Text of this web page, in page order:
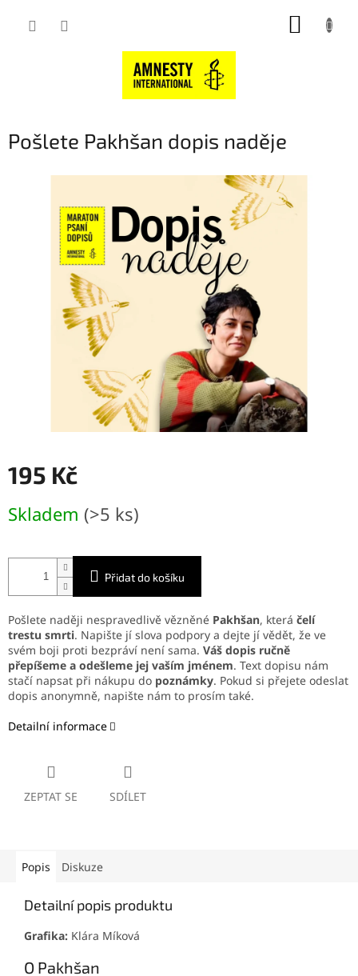
Pošlete Pakhšan dopis naděje
195 Kč
cena:
Skladem (>5 ks)
Přidat do košíku
Pošlete naději nespravedlivě vězněné Pakhšan, která čelí
trestu smrti. Napište jí slova podpory a dejte jí vědět, že ve
svém boji proti bezpráví není sama. Váš dopis ručně
přepíšeme a odešleme jej vaším jménem. Text dopisu nám
stačí napsat při nákupu do poznámky. Pokud si přejete odeslat
dopis anonymně, napište nám to prosím také.
Detailní informace
ZEPTAT SE SDÍLET
Popis Diskuze
Detailní popis produktu
Grafika: Klára Míková
O Pakhšan